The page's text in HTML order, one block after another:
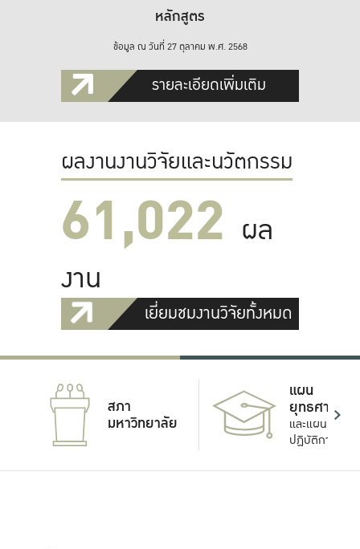
หลักสูตร
ข้อมูล ณ วันที่ 27 ตุลาคม พ.ศ. 2568
รายละเอียดเพิ่มเติม
ผลงานงานวิจัยและนวัตกรรม
61,022 ผล
งาน
เยี่ยมชมงานวิจัยทั้งหมด
สภา
มหาวิทยาลัย
แผน
ยุทธศาสตร์
และแผน
ปฏิบัติการ